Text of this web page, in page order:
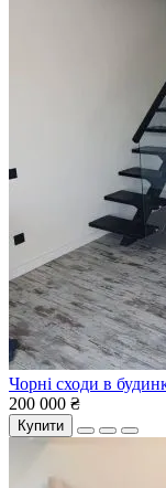
Чорні сходи в
200 000 ₴
Купити